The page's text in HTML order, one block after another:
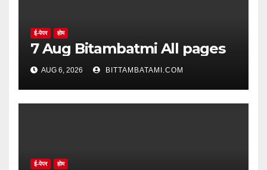
ई-पेपर होम
7 Aug Bitambatmi All pages
AUG 6, 2026 BITTAMBATAMI.COM
ई-पेपर होम